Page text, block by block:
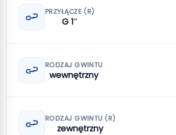
PRZYŁĄCZE (R)
G 1″
RODZAJ GWINTU
wewnętrzny
RODZAJ GWINTU (R)
zewnętrzny